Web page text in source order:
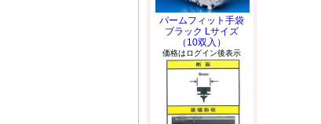
パームフィット手袋
ブラック Lサイズ
（10双入）
価格はログイン後表示